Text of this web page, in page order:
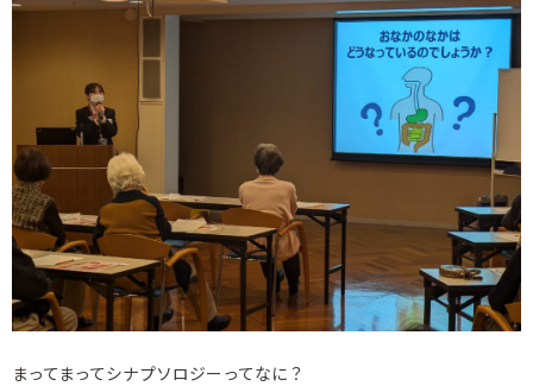
まってまってシナプソロジーってなに？